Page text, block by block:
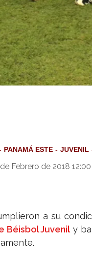
PANAMÁ ESTE JUVENIL
Febrero de 2018 12:00
a su
Béisbol Juvenily